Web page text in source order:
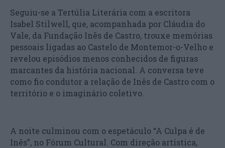
Seguiu-se a Tertúlia Literária com a escritora
Isabel Stilwell, que, acompanhada por Cláudia do
Vale, da Fundação Inês de Castro, trouxe memórias
pessoais ligadas ao Castelo de Montemor-o-Velho e
revelou episódios menos conhecidos de figuras
marcantes da história nacional. A conversa teve
como fio condutor a relação de Inês de Castro com o
território e o imaginário coletivo.
A noite culminou com o espetáculo “A Culpa é de
Inês”, no Fórum Cultural. Com direção artística,